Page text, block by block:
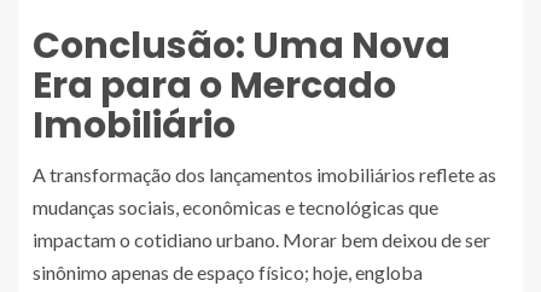
Conclusão: Uma Nova
Era para o Mercado
Imobiliário
A transformação dos lançamentos imobiliários reflete as
mudanças sociais, econômicas e tecnológicas que
impactam o cotidiano urbano. Morar bem deixou de ser
sinônimo apenas de espaço físico; hoje, engloba